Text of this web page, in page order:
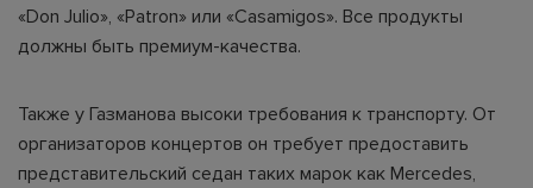
«Don Julio», «Patron» или «Casamigos». Все продукты
должны быть премиум-качества.
Также у Газманова высоки требования к транспорту. От
организаторов концертов он требует предоставить
представительский седан таких марок как Mercedes,